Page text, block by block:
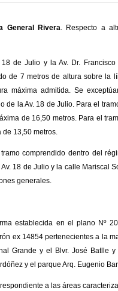
General Rivera. Respecto a
de Julio y la Av. Dr.
de 7 metros de altura sobre la
máxima admitida. Se
la Av. 18 de Julio. Para el
de 16,50 metros. Para el
de 13,50 metros.
comprendido dentro del
18 de Julio y la calle Mariscal
generales.
establecida en el plano Nº
ex 14854 pertenecientes a la
Grande y el Blvr. José Batlle
y el parque Arq. Eugenio
a las áreas